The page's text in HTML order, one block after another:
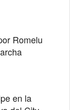
Romelu
en la